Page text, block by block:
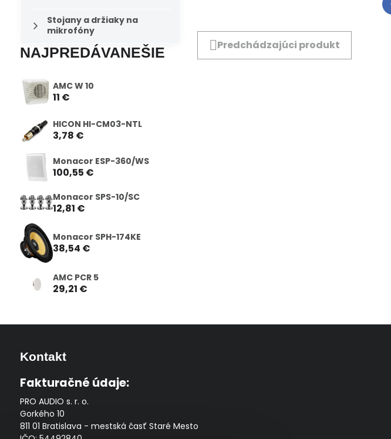
Predchádzajúci produkt
Stojany a držiaky na
mikrofóny
NAJPREDÁVANEŠIE
AMC W 10
11 €
HICON HI-CM03-NTL
3,78 €
Monacor ESP-360/WS
100,55 €
Monacor SPS-10/SC
12,81 €
Monacor SPH-174KE
38,54 €
AMC PCR 5
29,21 €
Kontakt
Fakturačné údaje:
PRO AUDIO s. r. o.
Gorkého 10
811 01 Bratislava - mestská časť Staré Mesto